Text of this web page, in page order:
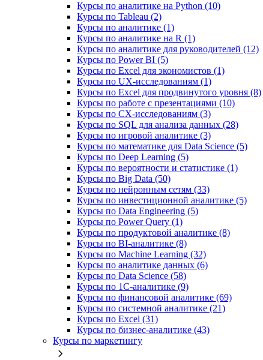
Курсы по аналитике на Python (10)
Курсы по Tableau (2)
Курсы по аналитике (1)
Курсы по аналитике на R (1)
Курсы по аналитике для руководителей (12)
Курсы по Power BI (5)
Курсы по Excel для экономистов (1)
Курсы по UX‑исследованиям (1)
Курсы по Excel для продвинутого уровня (8)
Курсы по работе с презентациями (10)
Курсы по CX-исследованиям (3)
Курсы по SQL для анализа данных (28)
Курсы по игровой аналитике (3)
Курсы по математике для Data Science (5)
Курсы по Deep Learning (5)
Курсы по вероятности и статистике (1)
Курсы по Big Data (50)
Курсы по нейронным сетям (33)
Курсы по инвестиционной аналитике (5)
Курсы по Data Engineering (5)
Курсы по Power Query (1)
Курсы по продуктовой аналитике (8)
Курсы по BI‑аналитике (8)
Курсы по Machine Learning (32)
Курсы по аналитике данных (6)
Курсы по Data Science (58)
Курсы по 1С‑аналитике (9)
Курсы по финансовой аналитике (69)
Курсы по системной аналитике (21)
Курсы по Excel (31)
Курсы по бизнес‑аналитике (43)
Курсы по маркетингу